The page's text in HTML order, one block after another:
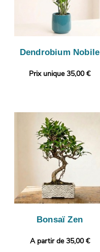
Dendrobium Nobile
Prix unique 35,00 €
Bonsaï Zen
A partir de 35,00 €